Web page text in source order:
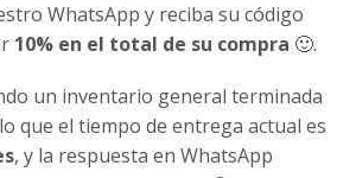
WhatsApp y reciba su código
10% en el total de su compra 🙂.
un inventario general terminada
que el tiempo de entrega actual es
, y la respuesta en WhatsApp